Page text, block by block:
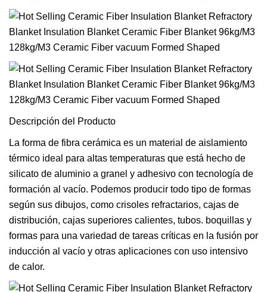
Descripción del Producto
La forma de fibra cerámica es un material de aislamiento
térmico ideal para altas temperaturas que está hecho de
silicato de aluminio a granel y adhesivo con tecnología de
formación al vacío. Podemos producir todo tipo de formas
según sus dibujos, como crisoles refractarios, cajas de
distribución, cajas superiores calientes, tubos. boquillas y
formas para una variedad de tareas críticas en la fusión por
inducción al vacío y otras aplicaciones con uso intensivo
de calor.